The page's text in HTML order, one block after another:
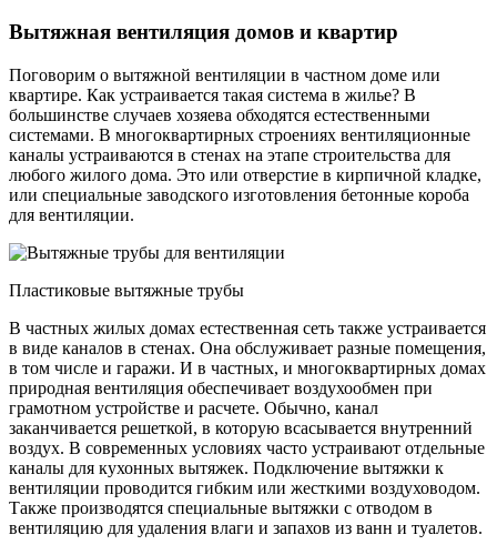
Вытяжная вентиляция домов и квартир
Поговорим о вытяжной вентиляции в частном доме или
квартире. Как устраивается такая система в жилье? В
большинстве случаев хозяева обходятся естественными
системами. В многоквартирных строениях вентиляционные
каналы устраиваются в стенах на этапе строительства для
любого жилого дома. Это или отверстие в кирпичной кладке,
или специальные заводского изготовления бетонные короба
для вентиляции.
Пластиковые вытяжные трубы
В частных жилых домах естественная сеть также устраивается
в виде каналов в стенах. Она обслуживает разные помещения,
в том числе и гаражи. И в частных, и многоквартирных домах
природная вентиляция обеспечивает воздухообмен при
грамотном устройстве и расчете. Обычно, канал
заканчивается решеткой, в которую всасывается внутренний
воздух. В современных условиях часто устраивают отдельные
каналы для кухонных вытяжек. Подключение вытяжки к
вентиляции проводится гибким или жесткими воздуховодом.
Также производятся специальные вытяжки с отводом в
вентиляцию для удаления влаги и запахов из ванн и туалетов.